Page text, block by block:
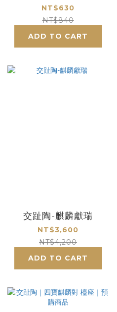
NT$630
NT$840
ADD TO CART
交趾陶-麒麟獻瑞
NT$3,600
NT$4,200
ADD TO CART